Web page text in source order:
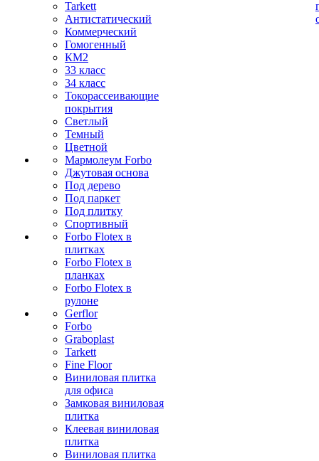
Tarkett
Антистатический
Коммерческий
Гомогенный
КМ2
33 класс
34 класс
Токорассеивающие
покрытия
Светлый
Темный
Цветной
Мармолеум Forbo
Джутовая основа
Под дерево
Под паркет
Под плитку
Спортивный
Forbo Flotex в
плитках
Forbo Flotex в
планках
Forbo Flotex в
рулоне
Gerflor
Forbo
Graboplast
Tarkett
Fine Floor
Виниловая плитка
для офиса
Замковая виниловая
плитка
Клеевая виниловая
плитка
Виниловая плитка